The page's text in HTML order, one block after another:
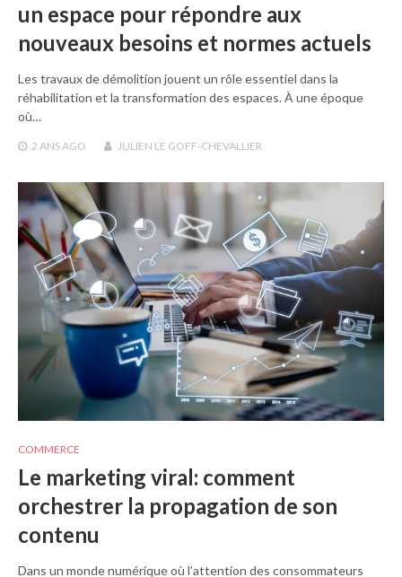
un espace pour répondre aux
nouveaux besoins et normes actuels
Les travaux de démolition jouent un rôle essentiel dans la
réhabilitation et la transformation des espaces. À une époque
où…
2 ANSAGO JULIEN LE GOFF-CHEVALLIER
COMMERCE
Le marketing viral: comment
orchestrer la propagation de son
contenu
Dans un monde numérique où l’attention des consommateurs